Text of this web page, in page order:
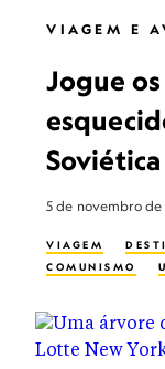
VIAGEM E
Jogue
Soviética
5 de novembro de
VIAGEM
COMUNISMO